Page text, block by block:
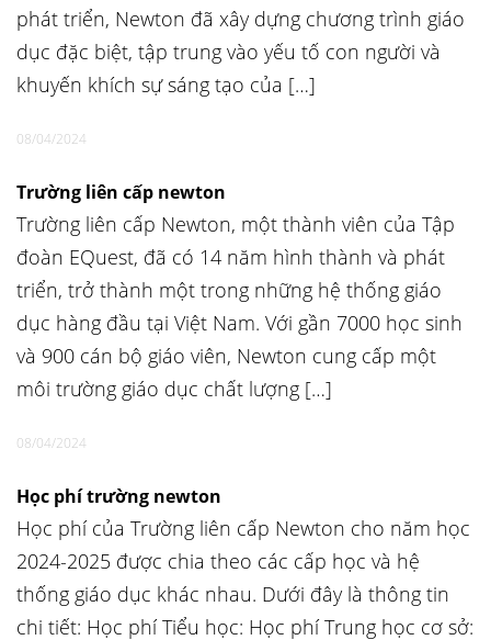
phát triển, Newton đã xây dựng chương trình giáo
dục đặc biệt, tập trung vào yếu tố con người và
khuyến khích sự sáng tạo của […]
08/04/2024
Trường liên cấp newton
Trường liên cấp Newton, một thành viên của Tập
đoàn EQuest, đã có 14 năm hình thành và phát
triển, trở thành một trong những hệ thống giáo
dục hàng đầu tại Việt Nam. Với gần 7000 học sinh
và 900 cán bộ giáo viên, Newton cung cấp một
môi trường giáo dục chất lượng […]
08/04/2024
Học phí trường newton
Học phí của Trường liên cấp Newton cho năm học
2024-2025 được chia theo các cấp học và hệ
thống giáo dục khác nhau. Dưới đây là thông tin
chi tiết: Học phí Tiểu học: Học phí Trung học cơ sở: